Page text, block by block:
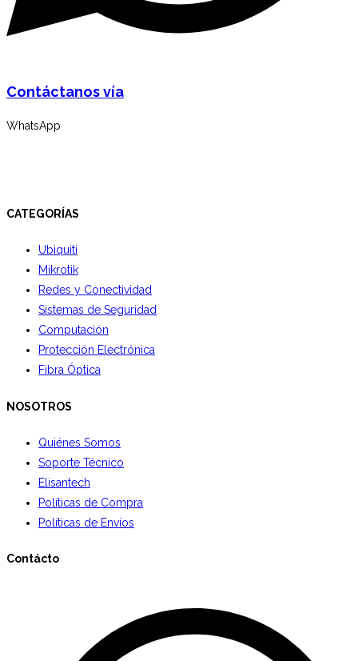
Contáctanos vía
WhatsApp
CATEGORÍAS
Ubiquiti
Mikrotik
Redes y Conectividad
Sistemas de Seguridad
Computación
Protección Electrónica
Fibra Óptica
NOSOTROS
Quiénes Somos
Soporte Técnico
Elisantech
Políticas de Compra
Políticas de Envíos
Contácto